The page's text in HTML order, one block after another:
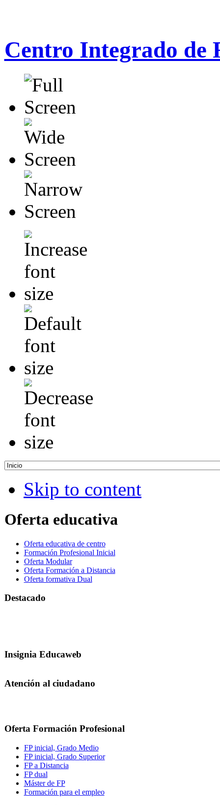
Centro Integrado de
Skip to content
Oferta educativa
Oferta educativa de centro
Formación Profesional Inicial
Oferta Modular
Oferta Formación a Distancia
Oferta formativa Dual
Destacado
Insignia Educaweb
Atención al ciudadano
Oferta Formación Profesional
FP inicial, Grado Medio
FP inicial, Grado Superior
FP a Distancia
FP dual
Máster de FP
Formación para el empleo